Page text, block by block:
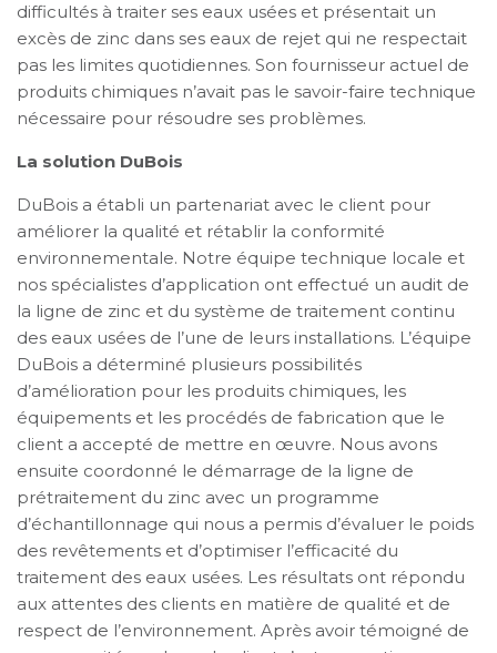
difficultés à traiter ses eaux usées et présentait un
excès de zinc dans ses eaux de rejet qui ne respectait
pas les limites quotidiennes. Son fournisseur actuel de
produits chimiques n’avait pas le savoir-faire technique
nécessaire pour résoudre ses problèmes.
La solution DuBois
DuBois a établi un partenariat avec le client pour
améliorer la qualité et rétablir la conformité
environnementale. Notre équipe technique locale et
nos spécialistes d’application ont effectué un audit de
la ligne de zinc et du système de traitement continu
des eaux usées de l’une de leurs installations. L’équipe
DuBois a déterminé plusieurs possibilités
d’amélioration pour les produits chimiques, les
équipements et les procédés de fabrication que le
client a accepté de mettre en œuvre. Nous avons
ensuite coordonné le démarrage de la ligne de
prétraitement du zinc avec un programme
d’échantillonnage qui nous a permis d’évaluer le poids
des revêtements et d’optimiser l’efficacité du
traitement des eaux usées. Les résultats ont répondu
aux attentes des clients en matière de qualité et de
respect de l’environnement. Après avoir témoigné de